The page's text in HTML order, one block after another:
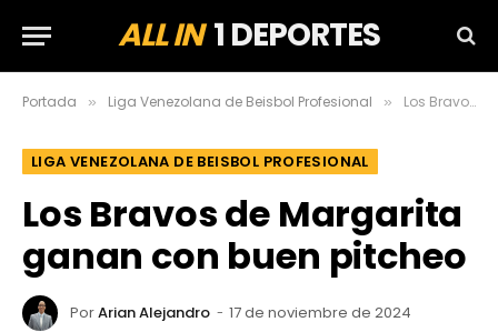
ALL IN1 DEPORTES
Portada » Liga Venezolana de Beisbol Profesional » Los Bravos de Margarita ganan con buen pitcheo
LIGA VENEZOLANA DE BEISBOL PROFESIONAL
Los Bravos de Margarita
ganan con buen pitcheo
PorArian Alejandro
17 de noviembre de 2024